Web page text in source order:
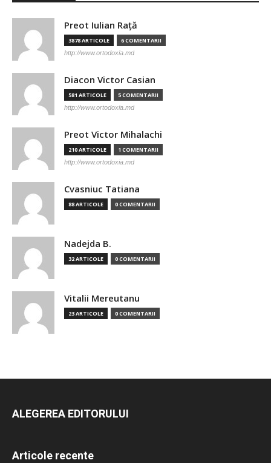
Preot Iulian Raţă
3878 ARTICOLE 6 COMENTARII
http://www.ortodoxia.md
Diacon Victor Casian
581 ARTICOLE 5 COMENTARII
http://www.ortodoxia.md
Preot Victor Mihalachi
210 ARTICOLE 1 COMENTARII
http://www.ortodoxia.md
Cvasniuc Tatiana
88 ARTICOLE 0 COMENTARII
Nadejda B.
32 ARTICOLE 0 COMENTARII
Vitalii Mereutanu
23 ARTICOLE 0 COMENTARII
ALEGEREA EDITORULUI
Articole recente